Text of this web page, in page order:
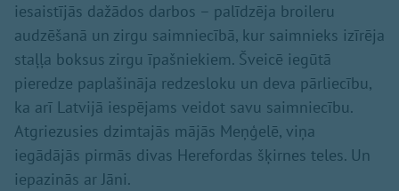
iesaistījās dažādos darbos – palīdzēja broileru
audzēšanā un zirgu saimniecībā, kur saimnieks izīrēja
staļļa boksus zirgu īpašniekiem. Šveicē iegūtā
pieredze paplašināja redzesloku un deva pārliecību,
ka arī Latvijā iespējams veidot savu saimniecību.
Atgriezusies dzimtajās mājās Meņģelē, viņa
iegādājās pirmās divas Herefordas šķirnes teles. Un
iepazinās ar Jāni.